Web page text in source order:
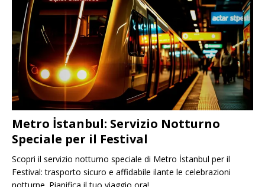
Metro İstanbul: Servizio Notturno
Speciale per il Festival
Scopri il servizio notturno speciale di Metro İstanbul per il
Festival: trasporto sicuro e affidabile ilante le celebrazioni